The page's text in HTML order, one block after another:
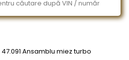
căutare după VIN / număr
47.091 Ansamblu miez turbo